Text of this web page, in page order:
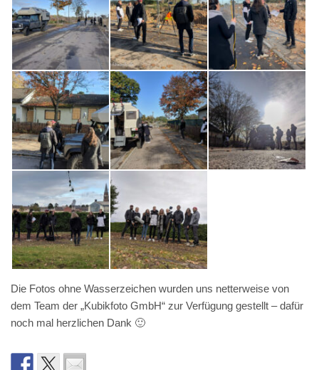
Die Fotos ohne Wasserzeichen wurden uns netterweise von
dem Team der „Kubikfoto GmbH“ zur Verfügung gestellt – dafür
noch mal herzlichen Dank 🙂